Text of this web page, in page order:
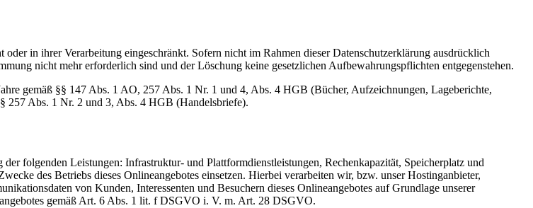
in ihrer Verarbeitung eingeschränkt. Sofern nicht im Rahmen dieser Datenschutzerklärung ausdrücklich
nicht mehr erforderlich sind und der Löschung keine gesetzlichen Aufbewahrungspflichten entgegenstehen.
gemäß §§ 147 Abs. 1 AO, 257 Abs. 1 Nr. 1 und 4, Abs. 4 HGB (Bücher, Aufzeichnungen, Lageberichte,
257 Abs. 1 Nr. 2 und 3, Abs. 4 HGB (Handelsbriefe).
folgenden Leistungen: Infrastruktur- und Plattformdienstleistungen, Rechenkapazität, Speicherplatz und
des Betriebs dieses Onlineangebotes einsetzen. Hierbei verarbeiten wir, bzw. unser Hostinganbieter,
von Kunden, Interessenten und Besuchern dieses Onlineangebotes auf Grundlage unserer
gemäß Art. 6 Abs. 1 lit. f DSGVO i. V. m. Art. 28 DSGVO.